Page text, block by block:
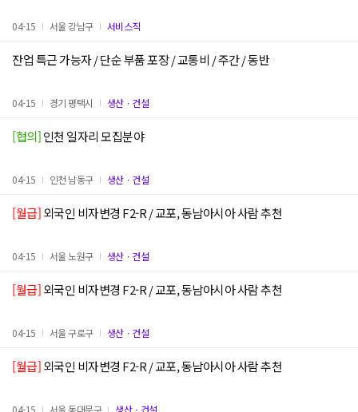
04-15 서울 강남구 서비스직
잔업 특근 가능자 / 단순 부품 포장 / 교통비 / 주간 / 동반
04-15 경기 평택시 생산ㆍ건설
[협의]인천 일자리 모집분야
04-15 인천 남동구 생산ㆍ건설
[월급]외국인 비자변경 F2-R / 교포, 동남아시아 사람 추천
04-15 서울 노원구 생산ㆍ건설
[월급]외국인 비자변경 F2-R / 교포, 동남아시아 사람 추천
04-15 서울 구로구 생산ㆍ건설
[월급]외국인 비자변경 F2-R / 교포, 동남아시아 사람 추천
04-15 서울 동대문구 생산ㆍ건설